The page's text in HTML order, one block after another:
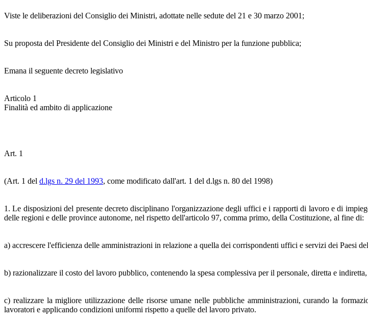
Viste le deliberazioni del Consiglio dei Ministri, adottate nelle sedute del 21 e 30 marzo 2001;
Su proposta del Presidente del Consiglio dei Ministri e del Ministro per la funzione pubblica;
Emana il seguente decreto legislativo
Articolo 1
Finalità ed ambito di applicazione
Art. 1
(Art. 1 del d.lgs n. 29 del 1993, come modificato dall'art. 1 del d.lgs n. 80 del 1998)
1. Le disposizioni del presente decreto disciplinano l'organizzazione degli uffici e i rapporti di lavoro e di
delle regioni e delle province autonome, nel rispetto dell'articolo 97, comma primo, della Costituzione, al fine di:
a) accrescere l'efficienza delle amministrazioni in relazione a quella dei corrispondenti uffici e servizi dei Paesi
b) razionalizzare il costo del lavoro pubblico, contenendo la spesa complessiva per il personale, diretta e
c) realizzare la migliore utilizzazione delle risorse umane nelle pubbliche amministrazioni, curando la
lavoratori e applicando condizioni uniformi rispetto a quelle del lavoro privato.